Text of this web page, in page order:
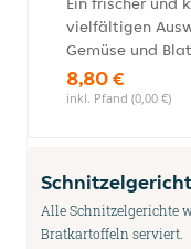
vielfältigen
Gemüse und
8,80 €
inkl. Pfand (0,00 €)
Alle Schnitzelgerichte
Bratkartoffeln serviert.